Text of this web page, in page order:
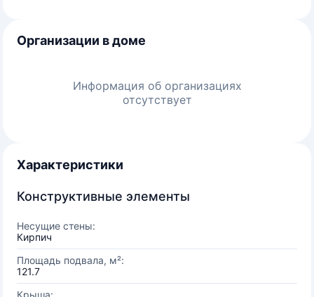
Организации в доме
Информация об организациях
отсутствует
Характеристики
Конструктивные элементы
Несущие стены:
Кирпич
Площадь подвала, м²:
121.7
Крыша: